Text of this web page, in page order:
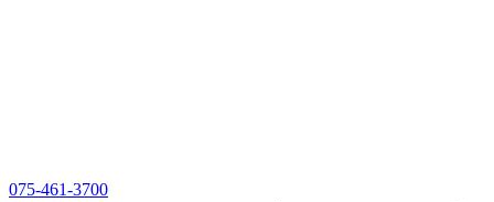
075-461-3700